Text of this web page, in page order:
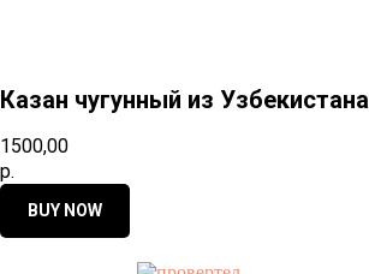
Казан чугунный из Узбекистана
1500,00
р.
BUY NOW